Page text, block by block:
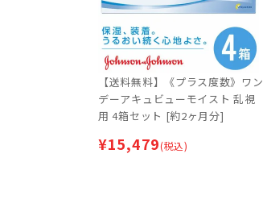
【送料無料】《プラス度数》ワン
デーアキュビューモイスト 乱視
用 4箱セット [約2ヶ月分]
¥15,479(税込)